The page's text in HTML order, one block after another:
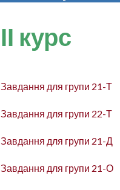
ІІ курс
Завдання для групи 21-Т
Завдання для групи 22-Т
Завдання для групи 21-Д
Завдання для групи 21-О